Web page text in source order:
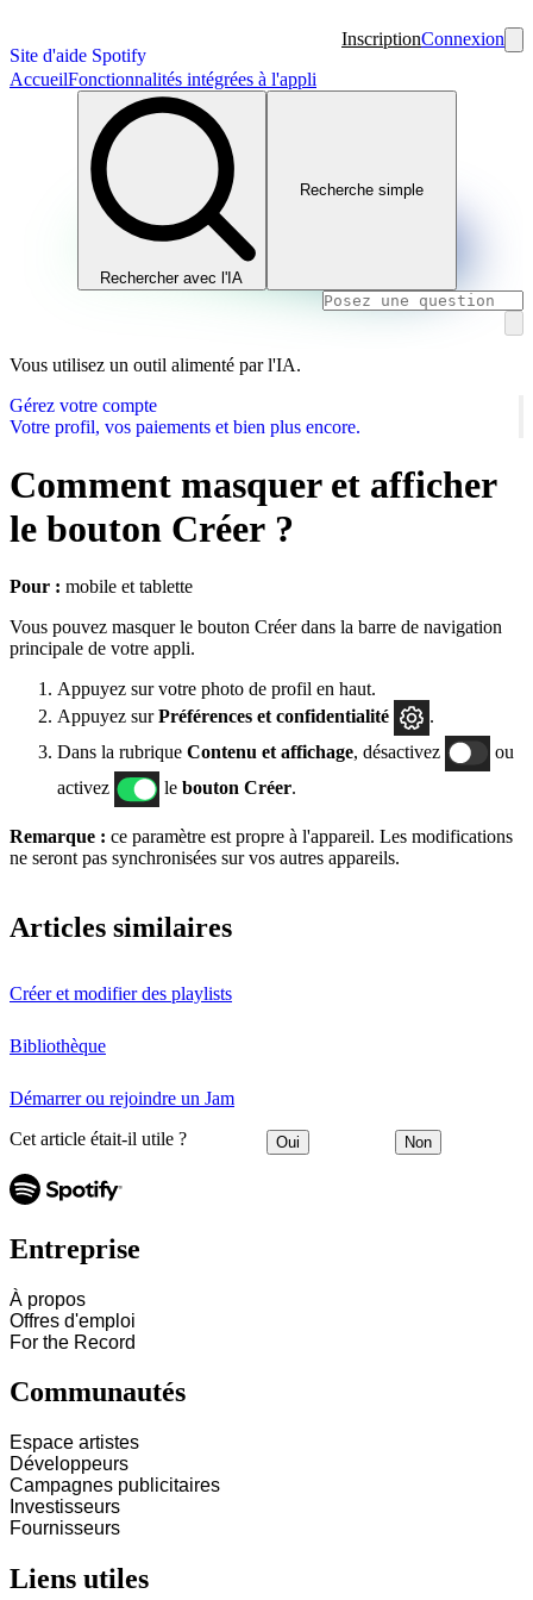
Site d'aide Spotify
InscriptionConnexion
AccueilFonctionnalités intégrées à l'appli
Rechercher avec l'IA
Recherche simple
Vous utilisez un outil alimenté par l'IA.
Gérez votre compte
Votre profil, vos paiements et bien plus encore.
Comment masquer et afficher
le bouton Créer ?
Pour : mobile et tablette
Vous pouvez masquer le bouton Créer dans la barre de navigation
principale de votre appli.
Appuyez sur votre photo de profil en haut.
Appuyez surPréférences et confidentialité
.
Dans la rubrique Contenu et affichage, désactivez
ou
activez
le bouton Créer.
Remarque : ce paramètre est propre à l'appareil. Les modifications
ne seront pas synchronisées sur vos autres appareils.
Articles similaires
Créer et modifier des playlists
Bibliothèque
Démarrer ou rejoindre un Jam
Cet article était-il utile ? Oui Non
Entreprise
À propos
Offres d'emploi
For the Record
Communautés
Espace artistes
Développeurs
Campagnes publicitaires
Investisseurs
Fournisseurs
Liens utiles